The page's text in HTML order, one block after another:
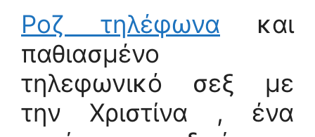
Ροζ τηλέφωνα και
παθιασμένο
τηλεφωνικό σεξ με
την Χριστίνα , ένα